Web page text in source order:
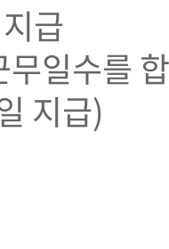
급
일수를
지급)